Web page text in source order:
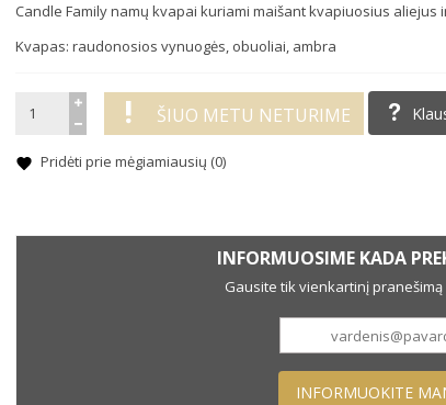
Candle Family namų kvapai kuriami maišant kvapiuosius
Kvapas: raudonosios vynuogės, obuoliai, ambra
ŠIUO METU NETURIME
Pridėti prie mėgiamiausių (0)
INFORMUOSIME KADA
Gausite tik vienkartinį
INFORMUOKITE